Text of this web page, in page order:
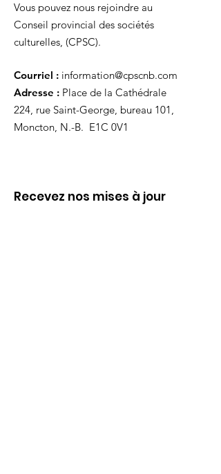
Vous pouvez nous rejoindre au
Conseil provincial des sociétés
culturelles, (CPSC).
Courriel : information@cpscnb.com
Adresse : Place de la Cathédrale
224, rue Saint-George, bureau 101,
Moncton, N.-B. E1C 0V1
Recevez nos mises à jour